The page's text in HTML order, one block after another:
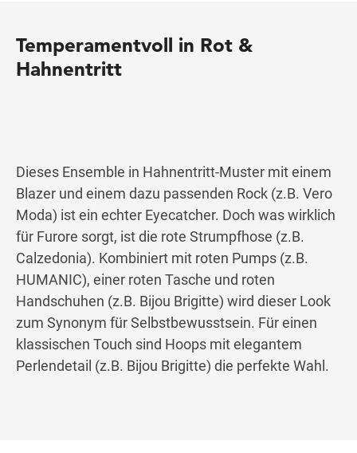
Temperamentvoll in Rot &
Hahnentritt
Dieses Ensemble in Hahnentritt-Muster mit einem
Blazer und einem dazu passenden Rock (z.B. Vero
Moda) ist ein echter Eyecatcher. Doch was wirklich
für Furore sorgt, ist die rote Strumpfhose (z.B.
Calzedonia). Kombiniert mit roten Pumps (z.B.
HUMANIC), einer roten Tasche und roten
Handschuhen (z.B. Bijou Brigitte) wird dieser Look
zum Synonym für Selbstbewusstsein. Für einen
klassischen Touch sind Hoops mit elegantem
Perlendetail (z.B. Bijou Brigitte) die perfekte Wahl.